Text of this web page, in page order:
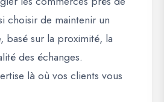
choisir de maintenir un
basé sur la proximité, la
des échanges.
là où vos clients vous